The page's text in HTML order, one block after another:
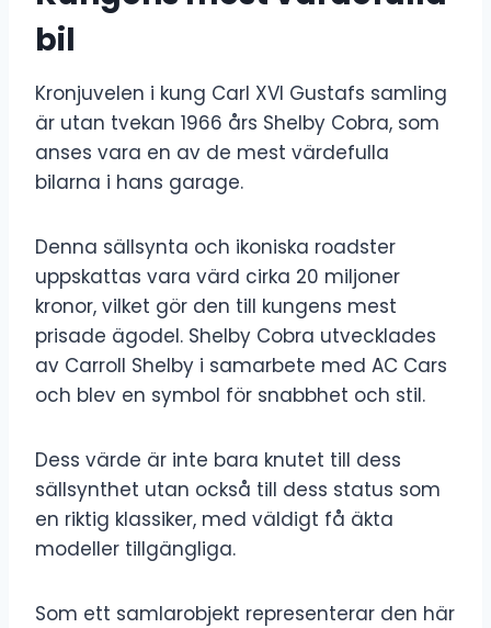
bil
Kronjuvelen i kung Carl XVI Gustafs samling
är utan tvekan 1966 års Shelby Cobra, som
anses vara en av de mest värdefulla
bilarna i hans garage.
Denna sällsynta och ikoniska roadster
uppskattas vara värd cirka 20 miljoner
kronor, vilket gör den till kungens mest
prisade ägodel. Shelby Cobra utvecklades
av Carroll Shelby i samarbete med AC Cars
och blev en symbol för snabbhet och stil.
Dess värde är inte bara knutet till dess
sällsynthet utan också till dess status som
en riktig klassiker, med väldigt få äkta
modeller tillgängliga.
Som ett samlarobjekt representerar den här